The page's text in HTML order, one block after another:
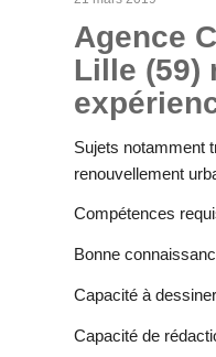
Agence
Lille (59)
Sujets notamment
renouvellement
Compétences
Bonne
Capacité à
Capacité de